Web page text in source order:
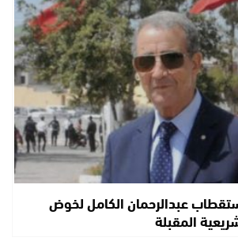
عبدالرحمان الكامل لخوض
المقبلة